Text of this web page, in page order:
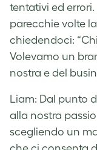
tentativi ed
parecchie volte
chiedendoci:
Volevamo un
nostra e del
Liam: Dal punto
alla nostra
scegliendo un